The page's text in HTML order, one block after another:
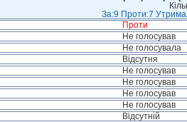
За:9 Проти:7
Проти
Не голосував
Не голосувала
Відсутня
Не голосував
Не голосував
Не голосував
Не голосував
Відсутній